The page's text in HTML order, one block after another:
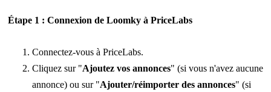
Étape 1 : Connexion de Loomky à PriceLabs
Connectez-vous à PriceLabs.
Cliquez sur "Ajoutez vos annonces" (si vous n'avez aucune
annonce) ou sur "Ajouter/réimporter des annonces" (si